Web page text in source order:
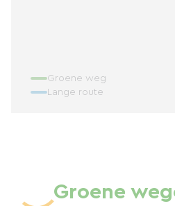
Groene weg
Lange route
Groene